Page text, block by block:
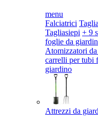
menu
Falciatrici
Tagliasiepi + 9
foglie da
Atomizzatori
carrelli per tubi
giardino
Attrezzi da